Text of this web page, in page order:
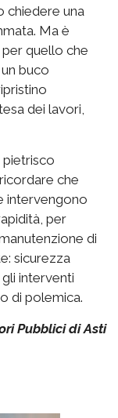
chiedere una
Ma è
quello che
buco
dei lavori,
pietrisco
che
intervengono
per
di
sicurezza
interventi
di polemica.
Pubblici di Asti